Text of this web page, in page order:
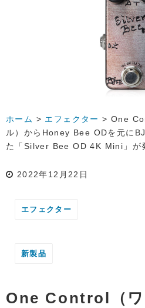
ホーム > エフェクター >One
ル）からHoney Bee ODを元に
た「Silver Bee OD 4K Mini」が
2022年12月22日
エフェクター
新製品
One Control（ワ